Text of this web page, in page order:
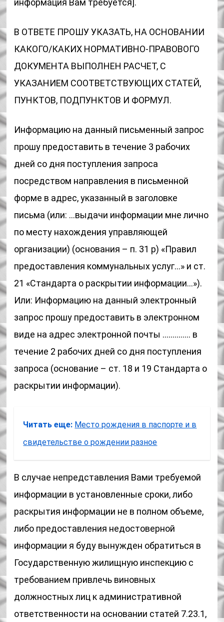
информация Вам требуется].
В ОТВЕТЕ ПРОШУ УКАЗАТЬ, НА ОСНОВАНИИ
КАКОГО/КАКИХ НОРМАТИВНО-ПРАВОВОГО
ДОКУМЕНТА ВЫПОЛНЕН РАСЧЕТ, С
УКАЗАНИЕМ СООТВЕТСТВУЮЩИХ СТАТЕЙ,
ПУНКТОВ, ПОДПУНКТОВ И ФОРМУЛ.
Информацию на данный письменный запрос
прошу предоставить в течение 3 рабочих
дней со дня поступления запроса
посредством направления в письменной
форме в адрес, указанный в заголовке
письма (или: …выдачи информации мне лично
по месту нахождения управляющей
организации) (основания – п. 31 р) «Правил
предоставления коммунальных услуг…» и ст.
21 «Стандарта о раскрытии информации…»).
Или: Информацию на данный электронный
запрос прошу предоставить в электронном
виде на адрес электронной почты ………….. в
течение 2 рабочих дней со дня поступления
запроса (основание – ст. 18 и 19 Стандарта о
раскрытии информации).
Читать еще: Место рождения в паспорте и в
свидетельстве о рождении разное
В случае непредставления Вами требуемой
информации в установленные сроки, либо
раскрытия информации не в полном объеме,
либо предоставления недостоверной
информации я буду вынужден обратиться в
Государственную жилищную инспекцию с
требованием привлечь виновных
должностных лиц к административной
ответственности на основании статей 7.23.1,